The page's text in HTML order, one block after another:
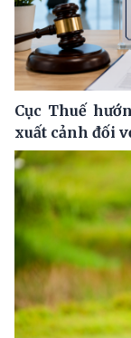
Cục Thuế
xuất cảnh đối